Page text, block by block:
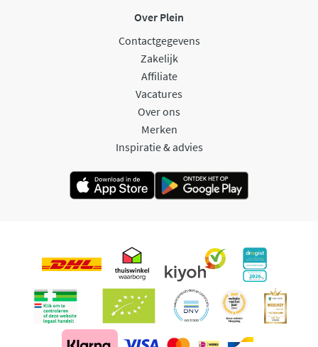
Over Plein
Contactgegevens
Zakelijk
Affiliate
Vacatures
Over ons
Merken
Inspiratie & advies